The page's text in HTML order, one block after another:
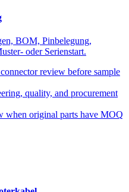
BOM, Pinbelegung,
oder Serienstart.
review before sample
quality, and procurement
when original parts have MOQ